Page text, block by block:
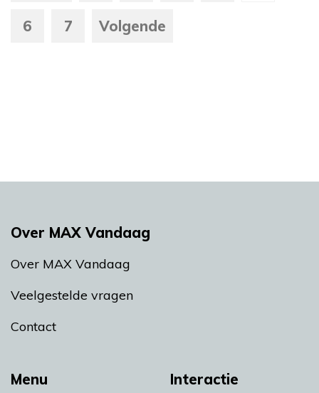
6 7 Volgende
Menu Interactie
Over MAX Vandaag
Over MAX Vandaag
Veelgestelde vragen
Contact